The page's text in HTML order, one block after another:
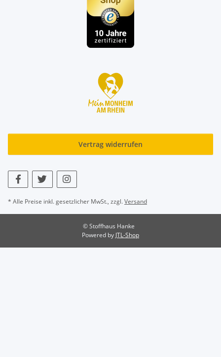
Vertrag widerrufen
* Alle Preise inkl. gesetzlicher MwSt., zzgl.Versand
© Stoffhaus Hanke
Powered by JTL-Shop